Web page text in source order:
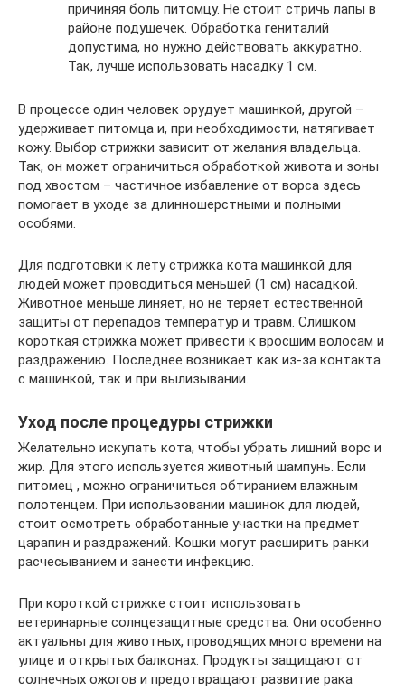
причиняя боль питомцу. Не стоит стричь лапы в
районе подушечек. Обработка гениталий
допустима, но нужно действовать аккуратно.
Так, лучше использовать насадку 1 см.
В процессе один человек орудует машинкой, другой –
удерживает питомца и, при необходимости, натягивает
кожу. Выбор стрижки зависит от желания владельца.
Так, он может ограничиться обработкой живота и зоны
под хвостом – частичное избавление от ворса здесь
помогает в уходе за длинношерстными и полными
особями.
Для подготовки к лету стрижка кота машинкой для
людей может проводиться меньшей (1 см) насадкой.
Животное меньше линяет, но не теряет естественной
защиты от перепадов температур и травм. Слишком
короткая стрижка может привести к вросшим волосам и
раздражению. Последнее возникает как из-за контакта
с машинкой, так и при вылизывании.
Уход после процедуры стрижки
Желательно искупать кота, чтобы убрать лишний ворс и
жир. Для этого используется животный шампунь. Если
питомец , можно ограничиться обтиранием влажным
полотенцем. При использовании машинок для людей,
стоит осмотреть обработанные участки на предмет
царапин и раздражений. Кошки могут расширить ранки
расчесыванием и занести инфекцию.
При короткой стрижке стоит использовать
ветеринарные солнцезащитные средства. Они особенно
актуальны для животных, проводящих много времени на
улице и открытых балконах. Продукты защищают от
солнечных ожогов и предотвращают развитие рака